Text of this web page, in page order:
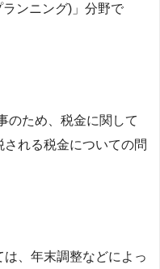
ンニング)」分野で
のため、税金に関して
れる税金についての問
、年末調整などによっ